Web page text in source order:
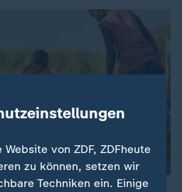
von ZDF, ZDFheute
zu können, setzen wir
Techniken ein. Einige